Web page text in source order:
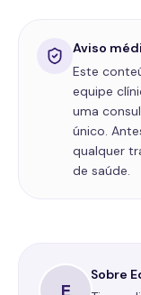
Aviso
Este
equipe
uma
único.
qualquer
de saúde.
E
Sobre